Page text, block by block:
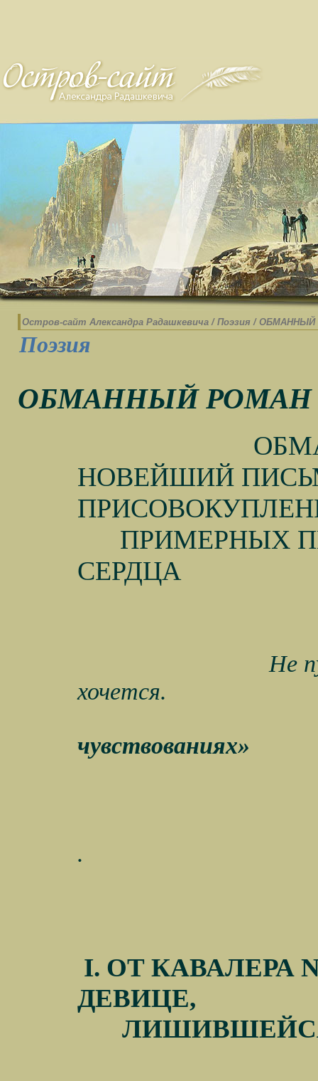
Остров-cайт Александра Радашкевича / Поэзия / ОБМАННЫЙ
Поэзия
ОБМАННЫЙ РОМАН
НОВЕЙШИЙ
ПРИМЕРНЫХ
СЕРДЦА
Не
хочется.
чувствованиях»
.
I. ОТ КАВАЛЕРА
ДЕВИЦЕ,